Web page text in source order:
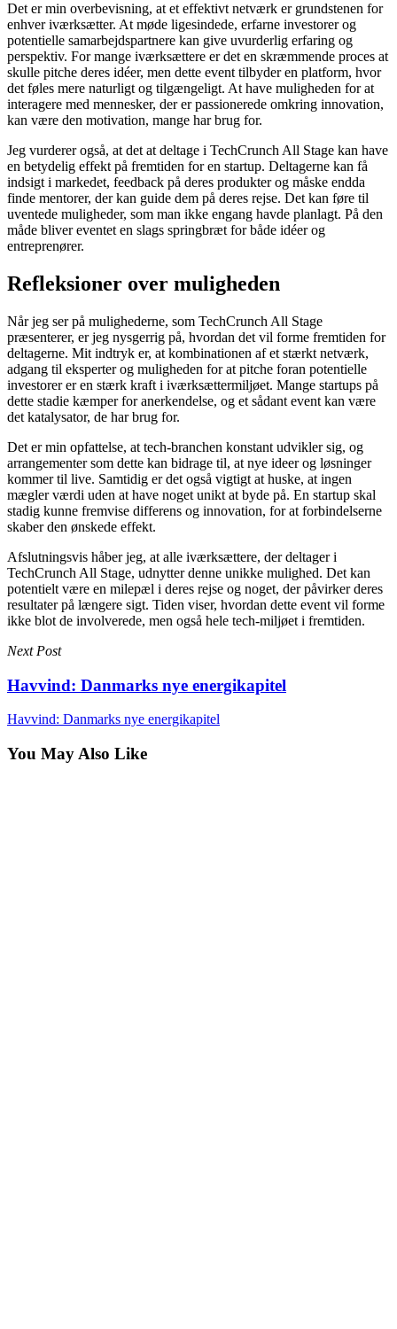
Det er min overbevisning, at et effektivt netværk er grundstenen for
enhver iværksætter. At møde ligesindede, erfarne investorer og
potentielle samarbejdspartnere kan give uvurderlig erfaring og
perspektiv. For mange iværksættere er det en skræmmende proces at
skulle pitche deres idéer, men dette event tilbyder en platform, hvor
det føles mere naturligt og tilgængeligt. At have muligheden for at
interagere med mennesker, der er passionerede omkring innovation,
kan være den motivation, mange har brug for.
Jeg vurderer også, at det at deltage i TechCrunch All Stage kan have
en betydelig effekt på fremtiden for en startup. Deltagerne kan få
indsigt i markedet, feedback på deres produkter og måske endda
finde mentorer, der kan guide dem på deres rejse. Det kan føre til
uventede muligheder, som man ikke engang havde planlagt. På den
måde bliver eventet en slags springbræt for både idéer og
entreprenører.
Refleksioner over muligheden
Når jeg ser på mulighederne, som TechCrunch All Stage
præsenterer, er jeg nysgerrig på, hvordan det vil forme fremtiden for
deltagerne. Mit indtryk er, at kombinationen af et stærkt netværk,
adgang til eksperter og muligheden for at pitche foran potentielle
investorer er en stærk kraft i iværksættermiljøet. Mange startups på
dette stadie kæmper for anerkendelse, og et sådant event kan være
det katalysator, de har brug for.
Det er min opfattelse, at tech-branchen konstant udvikler sig, og
arrangementer som dette kan bidrage til, at nye ideer og løsninger
kommer til live. Samtidig er det også vigtigt at huske, at ingen
mægler værdi uden at have noget unikt at byde på. En startup skal
stadig kunne fremvise differens og innovation, for at forbindelserne
skaber den ønskede effekt.
Afslutningsvis håber jeg, at alle iværksættere, der deltager i
TechCrunch All Stage, udnytter denne unikke mulighed. Det kan
potentielt være en milepæl i deres rejse og noget, der påvirker deres
resultater på længere sigt. Tiden viser, hvordan dette event vil forme
ikke blot de involverede, men også hele tech-miljøet i fremtiden.
Next Post
Havvind: Danmarks nye energikapitel
Havvind: Danmarks nye energikapitel
You May Also Like